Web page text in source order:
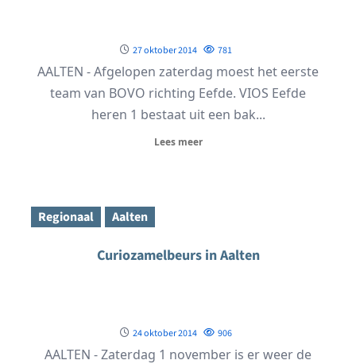
27 oktober 2014 781
AALTEN - Afgelopen zaterdag moest het eerste
team van BOVO richting Eefde. VIOS Eefde
heren 1 bestaat uit een bak...
Lees meer
Regionaal Aalten
Curiozamelbeurs in Aalten
24 oktober 2014 906
AALTEN - Zaterdag 1 november is er weer de